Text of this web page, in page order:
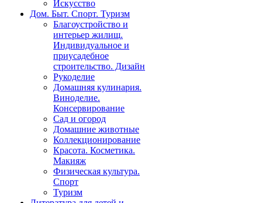
Искусство
Дом. Быт. Спорт. Туризм
Благоустройство и
интерьер жилищ.
Индивидуальное и
приусадебное
строительство. Дизайн
Рукоделие
Домашняя кулинария.
Виноделие.
Консервирование
Сад и огород
Домашние животные
Коллекционирование
Красота. Косметика.
Макияж
Физическая культура.
Спорт
Туризм